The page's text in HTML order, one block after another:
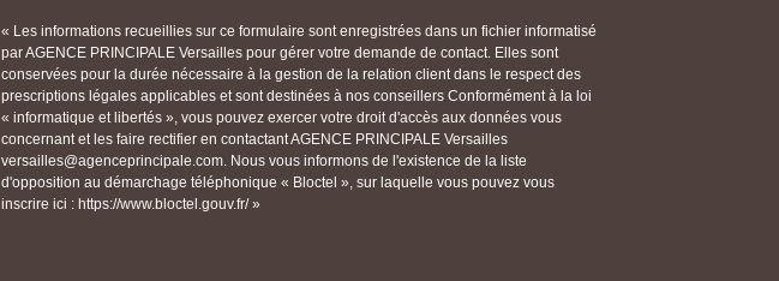
« Les informations recueillies sur ce formulaire sont enregistrées dans un fichier informatisé
par AGENCE PRINCIPALE Versailles pour gérer votre demande de contact. Elles sont
conservées pour la durée nécessaire à la gestion de la relation client dans le respect des
prescriptions légales applicables et sont destinées à nos conseillers Conformément à la loi
« informatique et libertés », vous pouvez exercer votre droit d'accès aux données vous
concernant et les faire rectifier en contactant AGENCE PRINCIPALE Versailles
versailles@agenceprincipale.com. Nous vous informons de l'existence de la liste
d'opposition au démarchage téléphonique « Bloctel », sur laquelle vous pouvez vous
inscrire ici : https://www.bloctel.gouv.fr/ »